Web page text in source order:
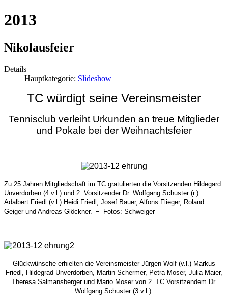
2013
Nikolausfeier
Details
Hauptkategorie: Slideshow
TC würdigt seine Vereinsmeister
Tennisclub verleiht Urkunden an treue Mitglieder
und Pokale bei der Weihnachtsfeier
Zu 25 Jahren Mitgliedschaft im TC gratulierten die Vorsitzenden Hildegard
Unverdorben (4.v.l.) und 2. Vorsitzender Dr. Wolfgang Schuster (r.)
Adalbert Friedl (v.l.) Heidi Friedl, Josef Bauer, Alfons Flieger, Roland
Geiger und Andreas Glöckner. − Fotos: Schweiger
Glückwünsche erhielten die Vereinsmeister Jürgen Wolf (v.l.) Markus
Friedl, Hildegrad Unverdorben, Martin Schermer, Petra Moser, Julia Maier,
Theresa Salmansberger und Mario Moser von 2. TC Vorsitzendem Dr.
Wolfgang Schuster (3.v.l.).